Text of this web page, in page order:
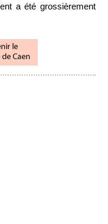
a été grossièrement